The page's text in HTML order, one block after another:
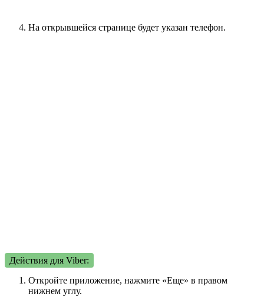
На открывшейся странице будет указан телефон.
Действия для Viber:
Откройте приложение, нажмите «Еще» в правом
нижнем углу.